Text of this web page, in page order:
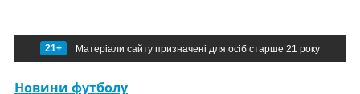
21+ Матеріали сайту призначені для осіб старше 21 року
Новини футболу